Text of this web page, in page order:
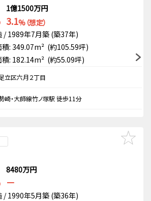
1億1500万円
3.1%（想定）
/ 1989年7月築 (築37年)
積: 349.07m² (約105.59坪)
積: 182.14m² (約55.09坪)
立区六月２丁目
崎・大師線竹ノ塚駅 徒歩11分
8480万円
－
/ 1990年5月築 (築36年)